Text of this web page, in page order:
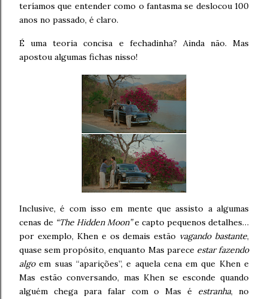
teríamos que entender como o fantasma se deslocou 100
anos no passado, é claro.
É uma teoria concisa e fechadinha? Ainda não. Mas
apostou algumas fichas nisso!
Inclusive, é com isso em mente que assisto a algumas
cenas de “The Hidden Moon”e capto pequenos detalhes…
por exemplo, Khen e os demais estão vagando bastante,
quase sem propósito, enquanto Mas parece estar fazendo
algoem suas “aparições”, e aquela cena em que Khen e
Mas estão conversando, mas Khen se esconde quando
alguém chega para falar com o Mas é estranha, no